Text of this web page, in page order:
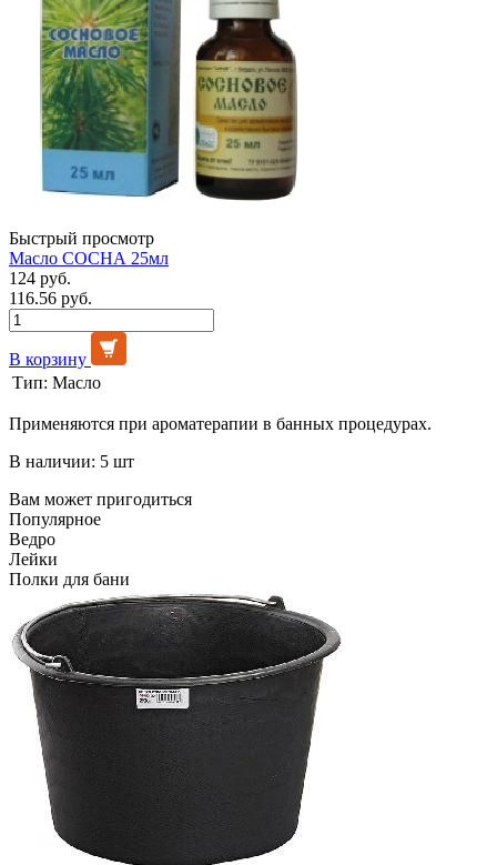
Быстрый просмотр
Масло СОСНА 25мл
124 руб.
116.56 руб.
В корзину
Тип: Масло
Применяются при ароматерапии в банных процедурах.
В наличии: 5 шт
Вам может пригодиться
Популярное
Ведро
Лейки
Полки для бани